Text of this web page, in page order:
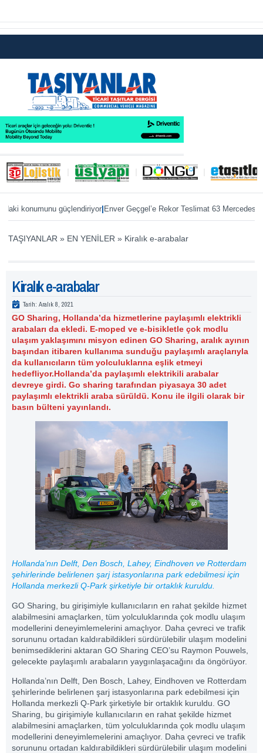
güçlendiriyor|Enver Geçgel’e Rekor Teslimat 63 Mercedes otobüs
TAŞIYANLAR » EN YENİLER » Kiralık e-arabalar
Kiralık e-arabalar
Tarih: Aralık 8, 2021
GO Sharing, Hollanda’da hizmetlerine paylaşımlı elektrikli
arabaları da ekledi. E-moped ve e-bisikletle çok modlu
ulaşım yaklaşımını misyon edinen GO Sharing, aralık ayının
başından itibaren kullanıma sunduğu paylaşımlı araçlarıyla
da kullanıcıların tüm yolculuklarına eşlik etmeyi
hedefliyor.Hollanda’da paylaşımlı elektrikili arabalar
devreye girdi. Go sharing tarafından piyasaya 30 adet
paylaşımlı elektrikli araba sürüldü. Konu ile ilgili olarak bir
basın bülteni yayınlandı.
Hollanda’nın Delft, Den Bosch, Lahey, Eindhoven ve Rotterdam
şehirlerinde belirlenen şarj istasyonlarına park edebilmesi için
Hollanda merkezli Q-Park şirketiyle bir ortaklık kuruldu.
GO Sharing, bu girişimiyle kullanıcıların en rahat şekilde hizmet
alabilmesini amaçlarken, tüm yolculuklarında çok modlu ulaşım
modellerini deneyimlemelerini amaçlıyor. Daha çevreci ve trafik
sorununu ortadan kaldırabildikleri sürdürülebilir ulaşım modelini
benimsediklerini aktaran GO Sharing CEO’su Raymon Pouwels,
gelecekte paylaşımlı arabaların yaygınlaşacağını da öngörüyor.
Hollanda’nın Delft, Den Bosch, Lahey, Eindhoven ve Rotterdam
şehirlerinde belirlenen şarj istasyonlarına park edebilmesi için
Hollanda merkezli Q-Park şirketiyle bir ortaklık kuruldu. GO
Sharing, bu girişimiyle kullanıcıların en rahat şekilde hizmet
alabilmesini amaçlarken, tüm yolculuklarında çok modlu ulaşım
modellerini deneyimlemelerini amaçlıyor. Daha çevreci ve trafik
sorununu ortadan kaldırabildikleri sürdürülebilir ulaşım modelini